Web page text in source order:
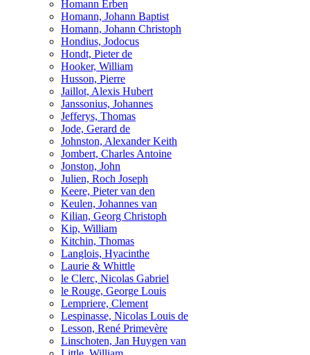
Homann Erben
Homann, Johann Baptist
Homann, Johann Christoph
Hondius, Jodocus
Hondt, Pieter de
Hooker, William
Husson, Pierre
Jaillot, Alexis Hubert
Janssonius, Johannes
Jefferys, Thomas
Jode, Gerard de
Johnston, Alexander Keith
Jombert, Charles Antoine
Jonston, John
Julien, Roch Joseph
Keere, Pieter van den
Keulen, Johannes van
Kilian, Georg Christoph
Kip, William
Kitchin, Thomas
Langlois, Hyacinthe
Laurie & Whittle
le Clerc, Nicolas Gabriel
le Rouge, George Louis
Lempriere, Clement
Lespinasse, Nicolas Louis de
Lesson, René Primevère
Linschoten, Jan Huygen van